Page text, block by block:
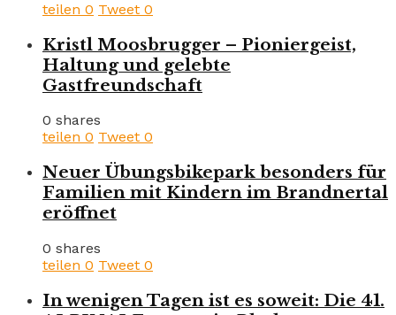
teilen 0 Tweet 0
Kristl Moosbrugger – Pioniergeist,
Haltung und gelebte
Gastfreundschaft
0 shares
teilen 0 Tweet 0
Neuer Übungsbikepark besonders für
Familien mit Kindern im Brandnertal
eröffnet
0 shares
teilen 0 Tweet 0
In wenigen Tagen ist es soweit: Die 41.